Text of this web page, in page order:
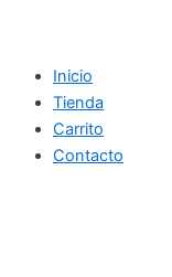
Inicio
Tienda
Carrito
Contacto